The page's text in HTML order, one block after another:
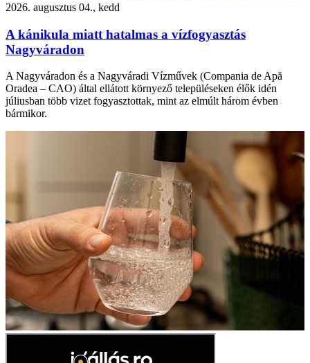
2026. augusztus 04., kedd
A kánikula miatt hatalmas a vízfogyasztás
Nagyváradon
A Nagyváradon és a Nagyváradi Vízművek (Compania de Apă
Oradea – CAO) által ellátott környező településeken élők idén
júliusban több vizet fogyasztottak, mint az elmúlt három évben
bármikor.